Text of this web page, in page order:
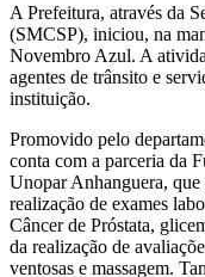
A Prefeitura, através da
(SMCSP), iniciou, na
Novembro Azul. A
agentes de trânsito e
instituição.
Promovido pelo
conta com a parceria da
Unopar Anhanguera, que
realização de exames
Câncer de Próstata,
da realização de
ventosas e massagem.